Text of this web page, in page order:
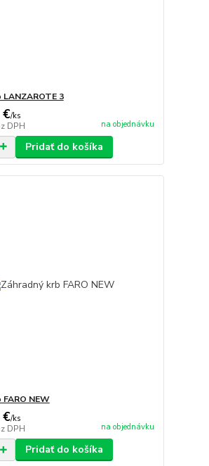
3
€/ks
DPH na objednávku
Pridať do košíka
NEW
€/ks
DPH na objednávku
Pridať do košíka